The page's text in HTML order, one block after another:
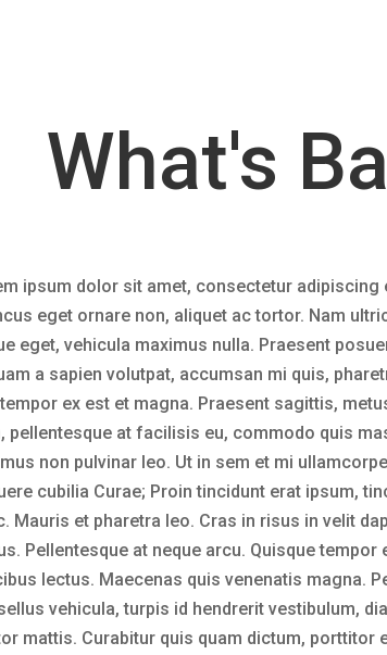
What's
ipsum dolor sit amet, consectetur
eget ornare non, aliquet ac tortor. Nam
eget, vehicula maximus nulla. Praesent
a sapien volutpat, accumsan mi quis,
ex est et magna. Praesent sagittis,
pellentesque at facilisis eu, commodo quis
non pulvinar leo. Ut in sem et mi
cubilia Curae; Proin tincidunt erat ipsum,
Mauris et pharetra leo. Cras in risus in velit
Pellentesque at neque arcu. Quisque
lectus. Maecenas quis venenatis magna.
vehicula, turpis id hendrerit vestibulum,
mattis. Curabitur quis quam dictum, porttitor